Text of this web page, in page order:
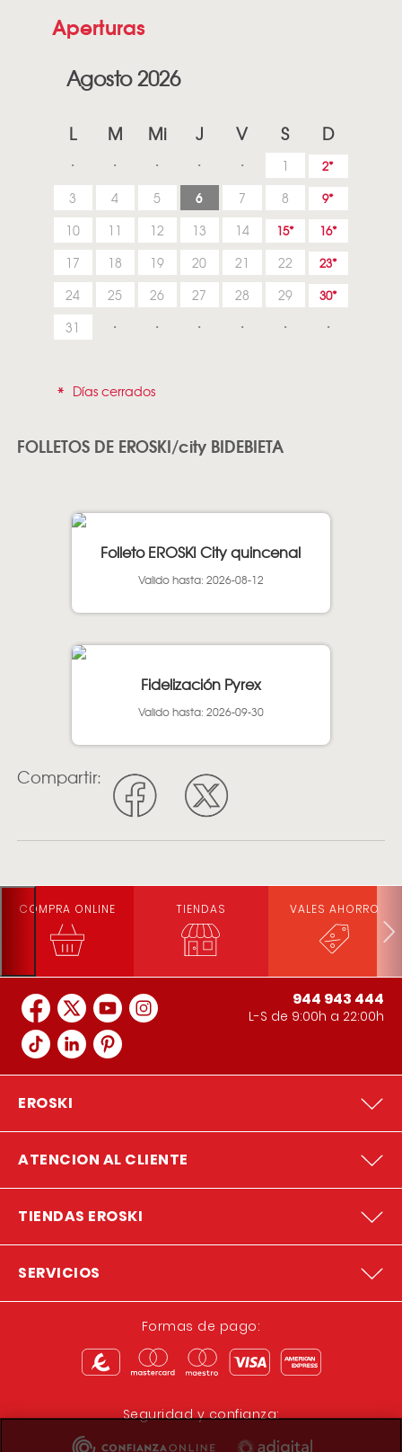
Aperturas
Agosto 2026
L M Mi J V S D
1 2
3 4 5 6 7 8 9
10 11 12 13 14 15 16
17 18 19 20 21 22 23
24 25 26 27 28 29 30
31
* Días cerrados
FOLLETOS DE EROSKI/city BIDEBIETA
Folleto EROSKI City quincenal
Valido hasta: 2026-08-12
Fidelización Pyrex
Valido hasta: 2026-09-30
Compartir:
COMPRA ONLINE TIENDAS VALES AHORRO
944 943 444
L-S de 9:00h a 22:00h
EROSKI
ATENCION AL CLIENTE
TIENDAS EROSKI
SERVICIOS
Formas de pago:
Seguridad y confianza: